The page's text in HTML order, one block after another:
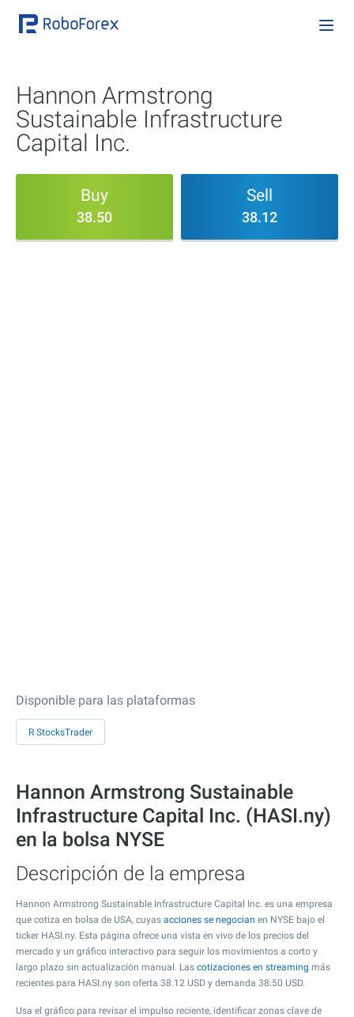
Hannon Armstrong
Sustainable Infrastructure
Capital Inc.
Buy
38.50
Sell
38.12
Disponible para las plataformas
R StocksTrader
Hannon Armstrong Sustainable
Infrastructure Capital Inc. (HASI.ny)
en la bolsa NYSE
Descripción de la empresa
Hannon Armstrong Sustainable Infrastructure Capital Inc. es una empresa
que cotiza en bolsa de USA, cuyas acciones se negocian en NYSE bajo el
ticker HASI.ny. Esta página ofrece una vista en vivo de los precios del
mercado y un gráfico interactivo para seguir los movimientos a corto y
largo plazo sin actualización manual. Las cotizaciones en streaming más
recientes para HASI.ny son oferta 38.12 USD y demanda 38.50 USD.
Usa el gráfico para revisar el impulso reciente, identificar zonas clave de